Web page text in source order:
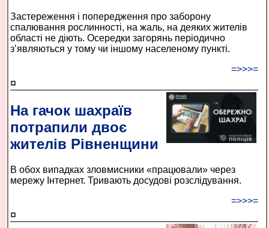
Застереження і попередження про заборону
спалювання рослинності, на жаль, на деяких жителів
області не діють. Осередки загорянь періодично
з’являються у тому чи іншому населеному пункті.
=>>>=
¤
На гачок шахраїв
потрапили двоє
жителів Рівненщини
В обох випадках зловмисники «працювали» через
мережу Інтернет. Тривають досудові розслідування.
=>>>=
¤